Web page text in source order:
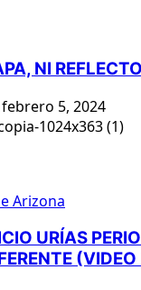
NI
febrero 5, 2024
Arizona
URÍAS